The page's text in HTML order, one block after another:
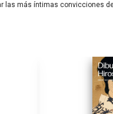
las más íntimas convicciones